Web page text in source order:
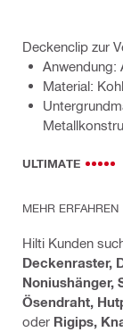
Deckenclip zur
Anwendung:
Material:
ULTIMATE
MEHR ERFAHREN
Hilti Kunden
Deckenraster,
Noniushänger,
Ösendraht,
oder Rigips,